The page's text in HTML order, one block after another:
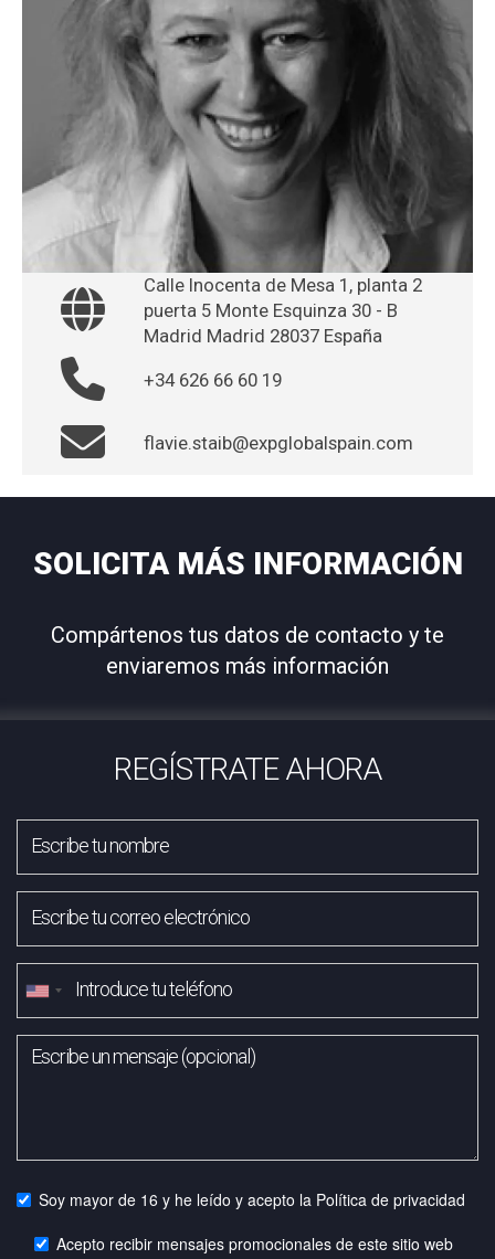
Calle Inocenta de Mesa 1, planta 2
puerta 5 Monte Esquinza 30 - B
Madrid Madrid 28037 España
+34 626 66 60 19
flavie.staib@expglobalspain.com
SOLICITA MÁS INFORMACIÓN
Compártenos tus datos de contacto y te
enviaremos más información
REGÍSTRATE AHORA
Soy mayor de 16 y he leído y acepto la Política de privacidad
Acepto recibir mensajes promocionales de este sitio web